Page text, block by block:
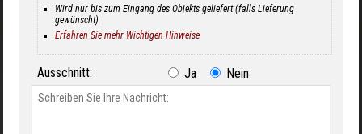
Wird nur bis zum Eingang des Objekts geliefert (falls Lieferung
gewünscht)
Erfahren Sie mehr Wichtigen Hinweise
Ausschnitt: Ja Nein